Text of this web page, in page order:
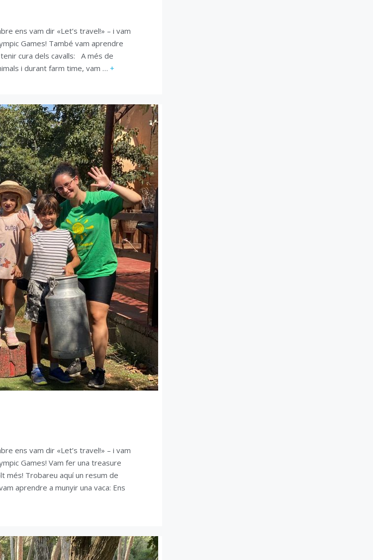
ens vam dir «Let’s travel!» – i vam
Games! També vam aprendre
cura dels cavalls: A més de
i durant farm time, vam … +
ens vam dir «Let’s travel!» – i vam
Games! Vam fer una treasure
més! Trobareu aquí un resum de
aprendre a munyir una vaca: Ens